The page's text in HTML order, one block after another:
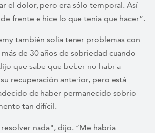
el dolor, pero era sólo temporal. Así
frente e hice lo que tenía que hacer”.
también solía tener problemas con
de 30 años de sobriedad cuando
que sabe que beber no habría
recuperación anterior, pero está
de haber permanecido sobrio
tan difícil.
nada", dijo. “Me habría